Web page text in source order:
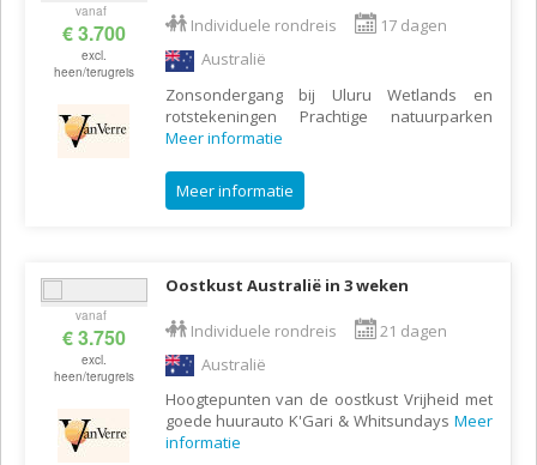
vanaf
€ 3.700
excl.
heen/terugreis
Individuele rondreis
17 dagen
Australië
Zonsondergang bij Uluru Wetlands en
rotstekeningen Prachtige natuurparken
Meer informatie
Meer informatie
vanaf
€ 3.750
excl.
heen/terugreis
Oostkust Australië in 3 weken
Individuele rondreis
21 dagen
Australië
Hoogtepunten van de oostkust Vrijheid met
goede huurauto K'Gari & Whitsundays Meer
informatie